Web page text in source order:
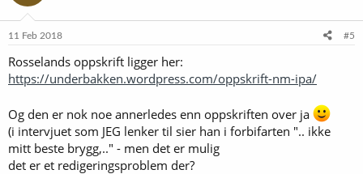
11 Feb 2018 #5
Rosselands oppskrift ligger her:
https://underbakken.wordpress.com/oppskrift-nm-ipa/
Og den er nok noe annerledes enn oppskriften over ja
(i intervjuet som JEG lenker til sier han i forbifarten ".. ikke
mitt beste brygg,.." - men det er mulig
det er et redigeringsproblem der?